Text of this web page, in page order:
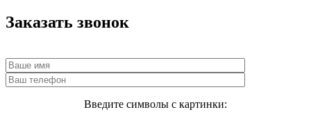
Заказать звонок
Введите символы с картинки: